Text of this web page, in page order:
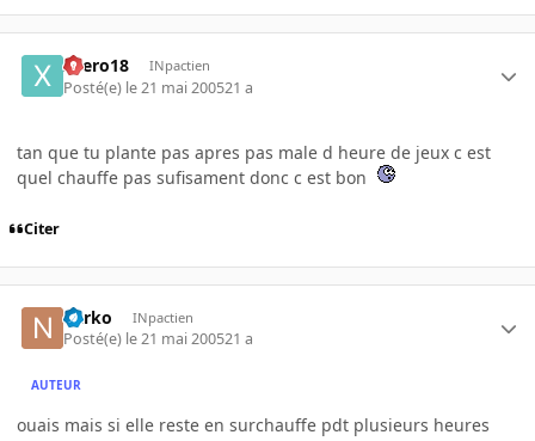
xaero18 INpactien
Posté(e) le 21 mai 200521 a
tan que tu plante pas apres pas male d heure de jeux c est
quel chauffe pas sufisament donc c est bon
Citer
narko INpactien
Posté(e) le 21 mai 200521 a
AUTEUR
ouais mais si elle reste en surchauffe pdt plusieurs heures